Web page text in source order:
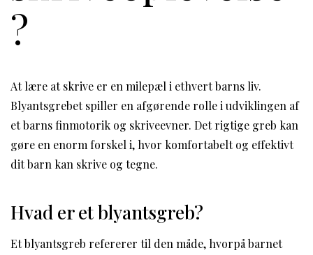
?
At lære at skrive er en milepæl i ethvert barns liv.
Blyantsgrebet spiller en afgørende rolle i udviklingen af
et barns finmotorik og skriveevner. Det rigtige greb kan
gøre en enorm forskel i, hvor komfortabelt og effektivt
dit barn kan skrive og tegne.
Hvad er et blyantsgreb?
Et blyantsgreb refererer til den måde, hvorpå barnet